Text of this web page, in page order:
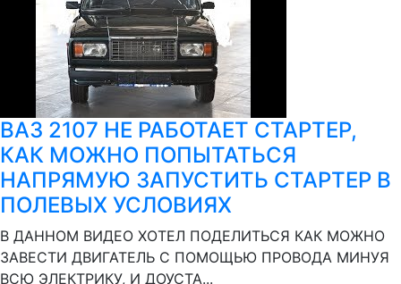
ВАЗ 2107 НЕ РАБОТАЕТ СТАРТЕР,
КАК МОЖНО ПОПЫТАТЬСЯ
НАПРЯМУЮ ЗАПУСТИТЬ СТАРТЕР В
ПОЛЕВЫХ УСЛОВИЯХ
В ДАННОМ ВИДЕО ХОТЕЛ ПОДЕЛИТЬСЯ КАК МОЖНО
ЗАВЕСТИ ДВИГАТЕЛЬ С ПОМОЩЬЮ ПРОВОДА МИНУЯ
ВСЮ ЭЛЕКТРИКУ, И ДОУСТА...